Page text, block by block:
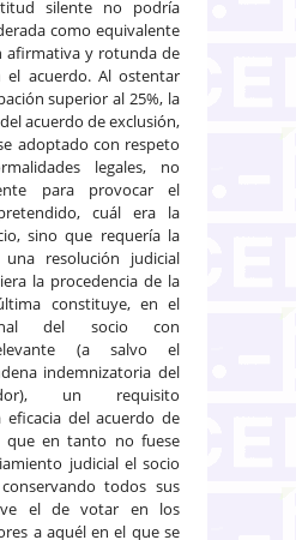
silente no podría
como equivalente
afirmativa y rotunda de
el acuerdo. Al ostentar
superior al 25%, la
acuerdo de exclusión,
adoptado con respeto
legales, no
para provocar el
cuál era la
sino que requería la
resolución judicial
la procedencia de la
constituye, en el
del socio con
(a salvo el
indemnizatoria del
un requisito
eficacia del acuerdo de
que en tanto no fuese
judicial el socio
todos sus
el de votar en los
a aquél en el que se